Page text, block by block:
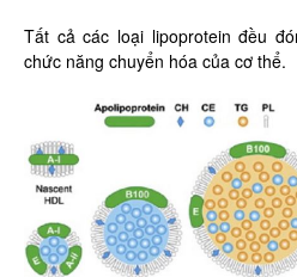
Tất cả các loại lipoprotein đều
chức năng chuyển hóa của cơ thể.